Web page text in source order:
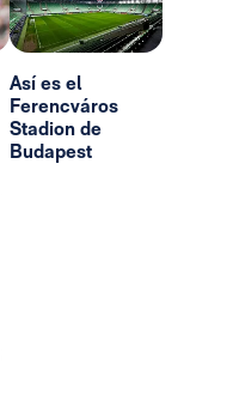
Así es el
Ferencváros
Stadion de
Budapest